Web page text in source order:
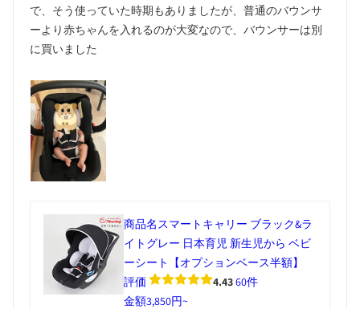
で、そう使っていた時期もありましたが、普通のバウンサ
ーより赤ちゃんを入れるのが大変なので、バウンサーは別
に買いました
商品名スマートキャリー ブラック&ラ
イトグレー 日本育児 新生児から ベビ
ーシート【オプションベース半額】
評価
4.4360件
金額3,850円~